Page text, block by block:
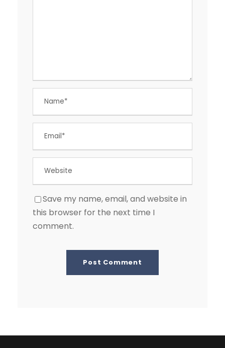
Save my name, email, and website in
this browser for the next time I
comment.